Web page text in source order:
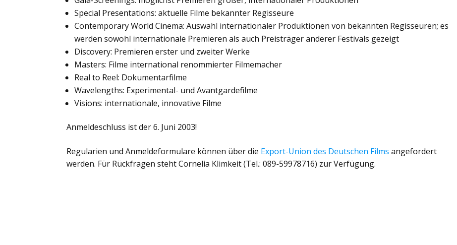
Special Presentations: aktuelle Filme bekannter Regisseure
Contemporary World Cinema: Auswahl internationaler Produktionen von bekannten Regisseuren; es
werden sowohl internationale Premieren als auch Preisträger anderer Festivals gezeigt
Discovery: Premieren erster und zweiter Werke
Masters: Filme international renommierter Filmemacher
Real to Reel: Dokumentarfilme
Wavelengths: Experimental- und Avantgardefilme
Visions: internationale, innovative Filme
Anmeldeschluss ist der 6. Juni 2003!
Regularien und Anmeldeformulare können über die Export-Union des Deutschen Films angefordert
werden. Für Rückfragen steht Cornelia Klimkeit (Tel.: 089-59978716) zur Verfügung.